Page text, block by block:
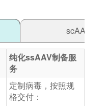
scAAV
纯化ssAAV制备服
务
定制病毒，按照规
格交付：